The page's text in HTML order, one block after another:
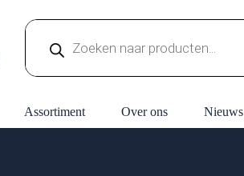
zoeken
Assortiment Over ons Nieuws